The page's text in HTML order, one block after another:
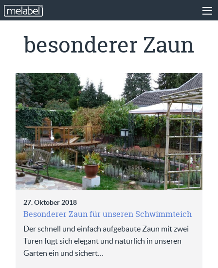
besonderer Zaun
27. Oktober 2018
Besonderer Zaun für unseren Schwimmteich
Der schnell und einfach aufgebaute Zaun mit zwei
Türen fügt sich elegant und natürlich in unseren
Garten ein und sichert…